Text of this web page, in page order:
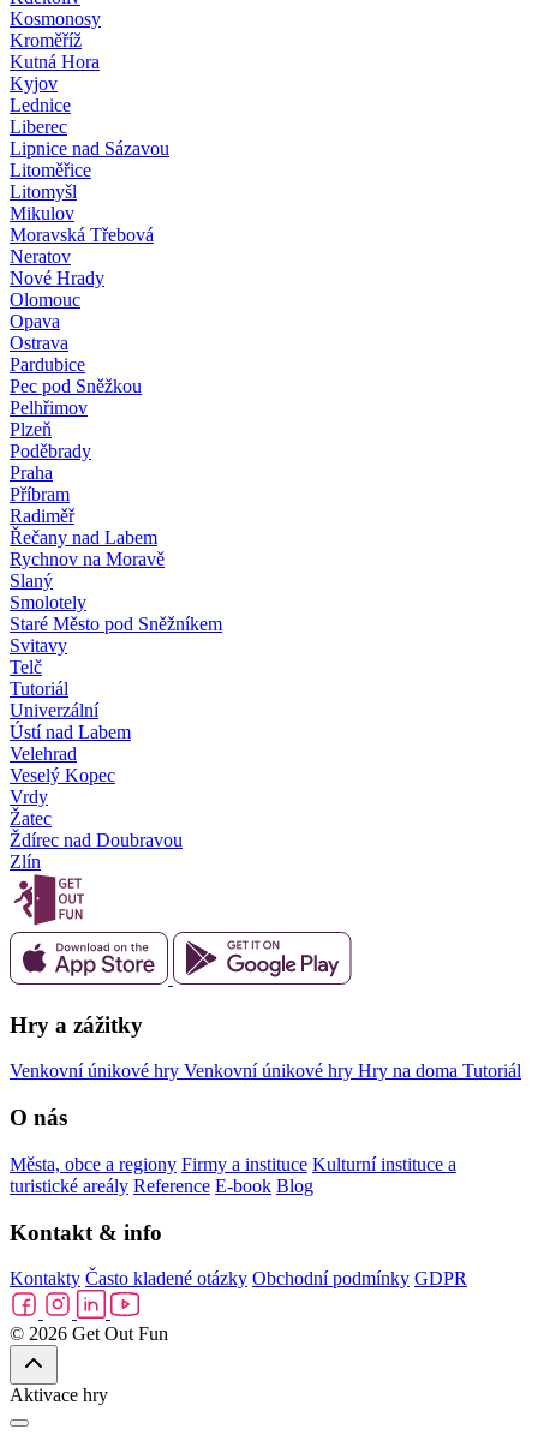
Kosmonosy
Kroměříž
Kutná Hora
Kyjov
Lednice
Liberec
Lipnice nad Sázavou
Litoměřice
Litomyšl
Mikulov
Moravská Třebová
Neratov
Nové Hrady
Olomouc
Opava
Ostrava
Pardubice
Pec pod Sněžkou
Pelhřimov
Plzeň
Poděbrady
Praha
Příbram
Radiměř
Řečany nad Labem
Rychnov na Moravě
Slaný
Smolotely
Staré Město pod Sněžníkem
Svitavy
Telč
Tutoriál
Univerzální
Ústí nad Labem
Velehrad
Veselý Kopec
Vrdy
Žatec
Ždírec nad Doubravou
Zlín
Hry a zážitky
Venkovní únikové hry Venkovní únikové hry Hry na doma Tutoriál
O nás
Města, obce a regiony Firmy a instituce Kulturní instituce a
turistické areály Reference E-book Blog
Kontakt & info
Kontakty Často kladené otázky Obchodní podmínky GDPR
© 2026 Get Out Fun
Aktivace hry